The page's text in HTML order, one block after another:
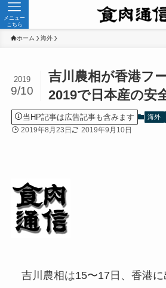
メニュー
こちら
ホーム 海外
吉川農相が香港フ
2019で日本産の安
2019
9/10
当HP記事は広告記事も含みます 海外
2019年8月23日 2019年9月10日
吉川農相は15〜17日、香港に